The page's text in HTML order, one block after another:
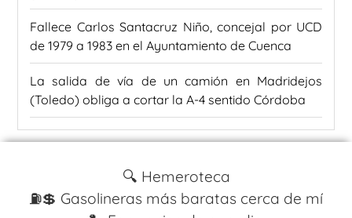
Fallece Carlos Santacruz Niño, concejal por UCD
de 1979 a 1983 en el Ayuntamiento de Cuenca
La salida de vía de un camión en Madridejos
(Toledo) obliga a cortar la A-4 sentido Córdoba
🔍 Hemeroteca
⛽️💲 Gasolineras más baratas cerca de mí